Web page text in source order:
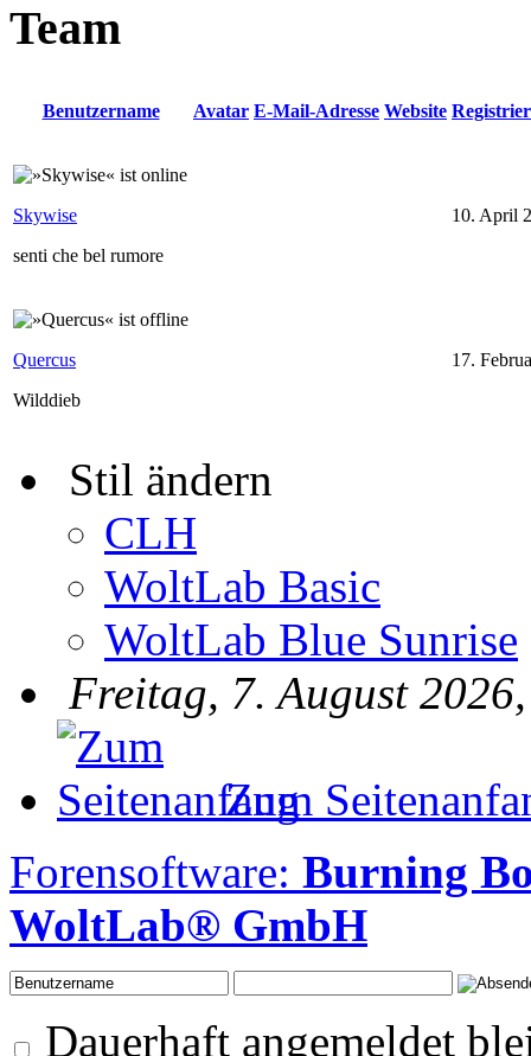
Team
Benutzername Avatar E-Mail-Adresse Website
Skywise
senti che bel rumore
10. April
Quercus
Wilddieb
17.
Stil ändern
CLH
WoltLab Basic
WoltLab Blue Sunrise
Freitag, 7. August
Zum
Forensoftware: Burning
WoltLab® GmbH
Dauerhaft angemeldet